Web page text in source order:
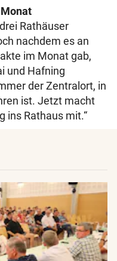
Rathäuser
nachdem es an
im Monat gab,
und Hafning
der Zentralort, in
ist. Jetzt macht
ins Rathaus mit.“